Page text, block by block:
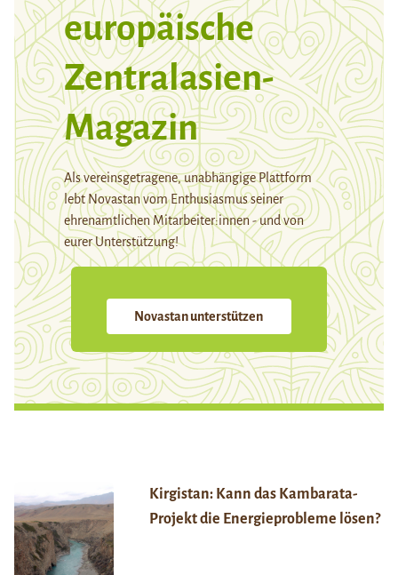
europäische
Zentralasien-
Magazin
Als vereinsgetragene, unabhängige Plattform
lebt Novastan vom Enthusiasmus seiner
ehrenamtlichen Mitarbeiter:innen - und von
eurer Unterstützung!
Novastan unterstützen
Kirgistan: Kann das Kambarata-
Projekt die Energieprobleme lösen?